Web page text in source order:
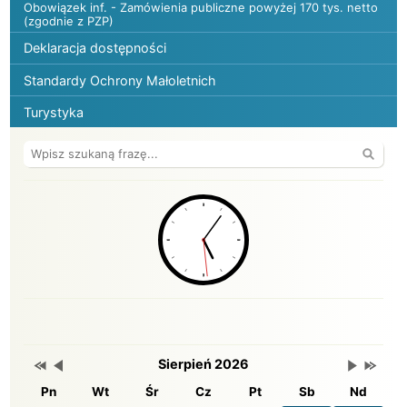
Obowiązek inf. - Zamówienia publiczne powyżej 170 tys. netto
(zgodnie z PZP)
Deklaracja dostępności
Standardy Ochrony Małoletnich
Turystyka
Wydarzenia Lista wydarzeń w miesiącu
Sierpień 2026 Brak wydarzeń w tym
Przestaw datę na Sierpień 2025
Przestaw datę na Lipiec 2026 Przestaw
Pn Wt Śr Cz Pt Sb
Nd